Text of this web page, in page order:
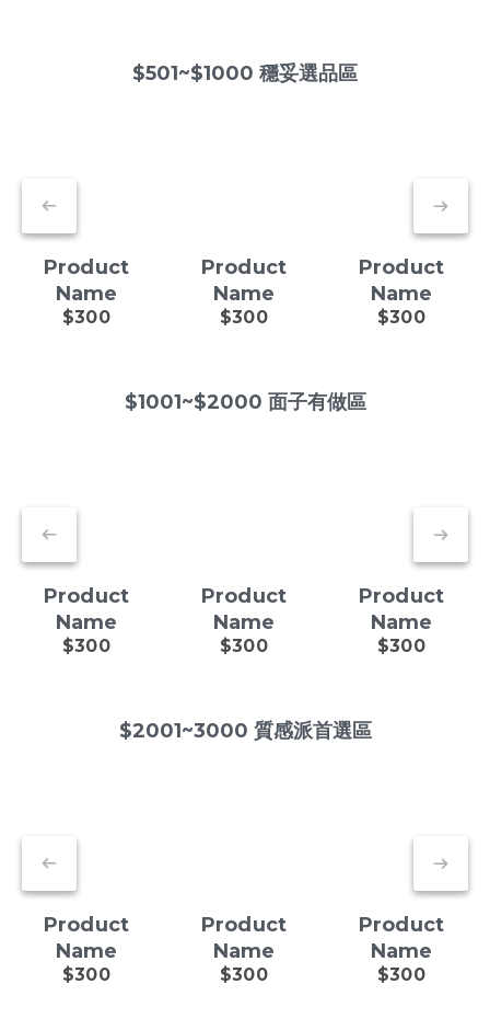
$501~$1000 穩妥選品區
Product
Name
$300
Product
Name
$300
Product
Name
$300
$1001~$2000 面子有做區
Product
Name
$300
Product
Name
$300
Product
Name
$300
$2001~3000 質感派首選區
Product
Name
$300
Product
Name
$300
Product
Name
$300